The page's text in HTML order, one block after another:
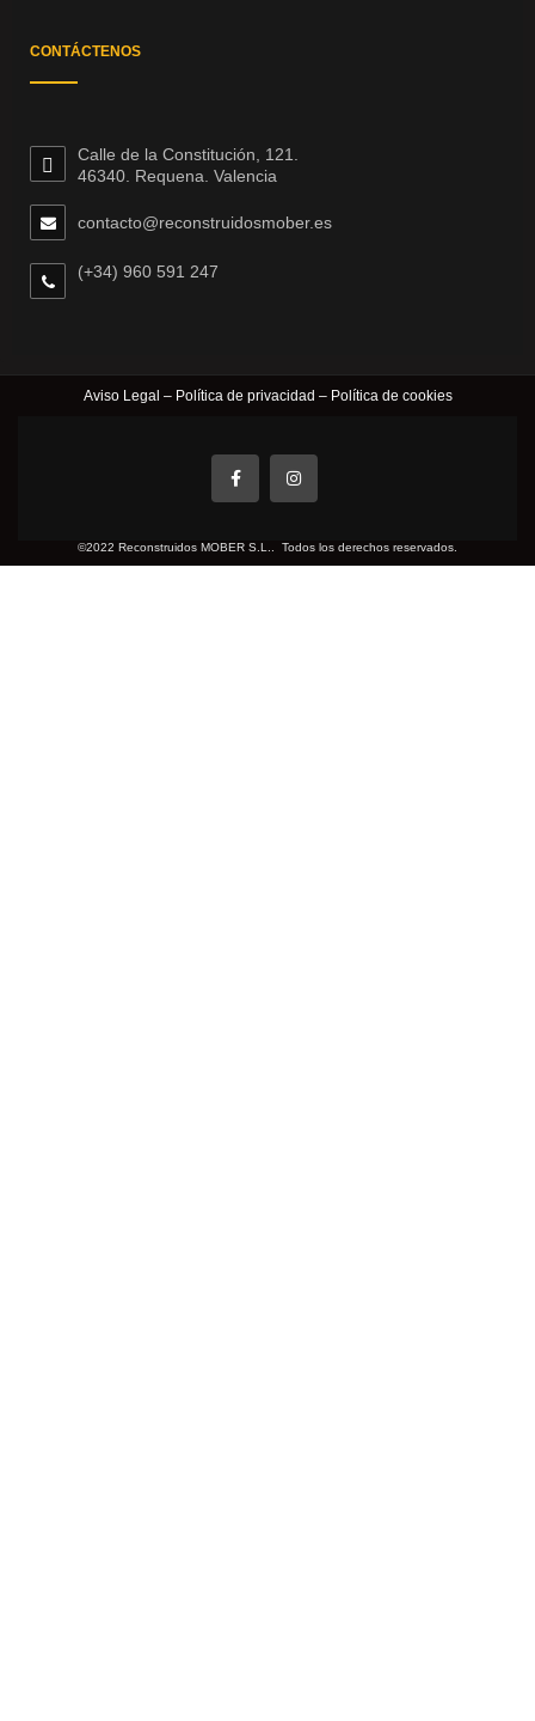
CONTÁCTENOS
Calle de la Constitución, 121.
46340. Requena. Valencia
contacto@reconstruidosmober.es
(+34) 960 591 247
Aviso Legal –Política de privacidad – Política de cookies
©2022 Reconstruidos MOBER S.L.. Todos los derechos reservados.